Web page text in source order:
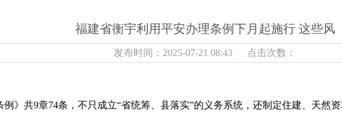
福建省衡宇利用平安办理条例下月起施行 这些风
发布时间：2025-07-21 08:43 点击次数：
共9章74条，不只成立“省统筹、县落实”的义务系统，还制定住建、天然